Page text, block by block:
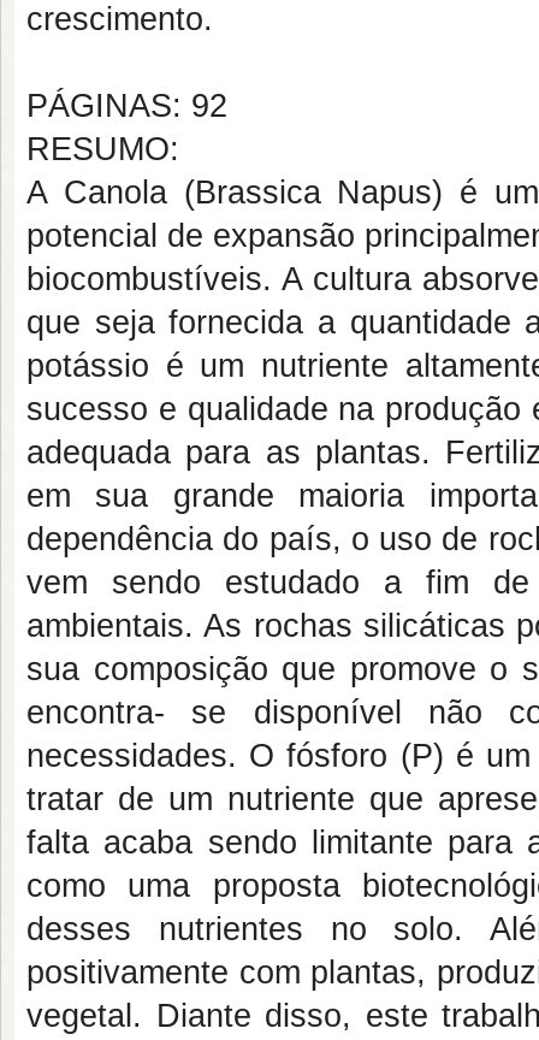
crescimento.
PÁGINAS: 92
RESUMO:
A Canola (Brassica Napus) é
potencial de expansão
biocombustíveis. A cultura
que seja fornecida a quantidade
potássio é um nutriente
sucesso e qualidade na
adequada para as plantas.
em sua grande maioria
dependência do país, o uso de
vem sendo estudado a fim
ambientais. As rochas silicáticas
sua composição que promove o
encontra- se disponível não
necessidades. O fósforo (P) é
tratar de um nutriente que
falta acaba sendo limitante para
como uma proposta
desses nutrientes no solo.
positivamente com plantas,
vegetal. Diante disso, este